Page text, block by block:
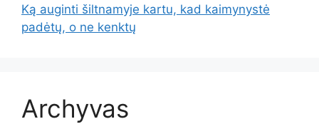
Ką auginti šiltnamyje kartu, kad kaimynystė
padėtų, o ne kenktų
Archyvas